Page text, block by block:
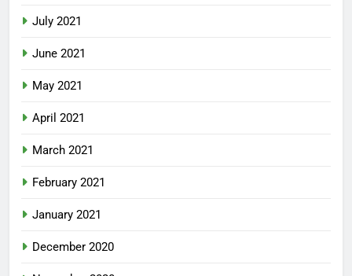
July 2021
June 2021
May 2021
April 2021
March 2021
February 2021
January 2021
December 2020